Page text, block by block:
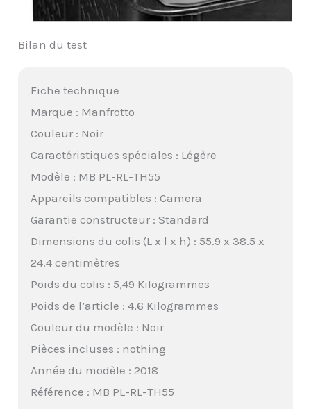
Bilan du test
Fiche technique
Marque : Manfrotto
Couleur : Noir
Caractéristiques spéciales : Légère
Modèle : MB PL-RL-TH55
Appareils compatibles : Camera
Garantie constructeur : Standard
Dimensions du colis (L x l x h) : 55.9 x 38.5 x
24.4 centimètres
Poids du colis : 5,49 Kilogrammes
Poids de l’article : 4,6 Kilogrammes
Couleur du modèle : Noir
Pièces incluses : nothing
Année du modèle : 2018
Référence : MB PL-RL-TH55